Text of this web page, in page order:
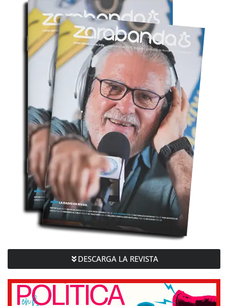
DESCARGA LA REVISTA